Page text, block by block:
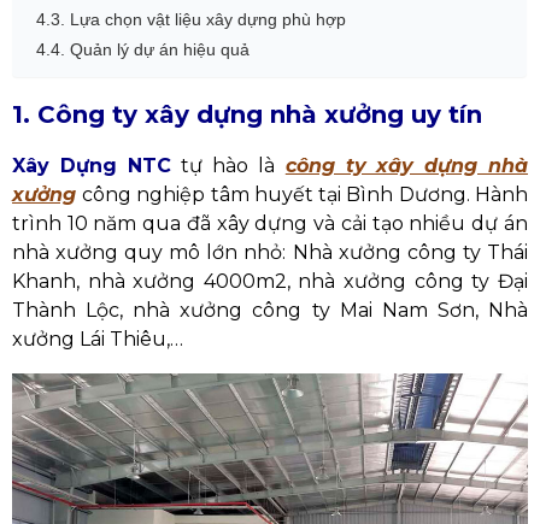
4.3. Lựa chọn vật liệu xây dựng phù hợp
4.4. Quản lý dự án hiệu quả
1. Công ty xây dựng nhà xưởng uy tín
Xây Dựng NTCtự hào là công ty xây dựng nhà
xưởng công nghiệp tâm huyết tại Bình Dương. Hành
trình 10 năm qua đã xây dựng và cải tạo nhiều dự án
nhà xưởng quy mô lớn nhỏ: Nhà xưởng công ty Thái
Khanh, nhà xưởng 4000m2, nhà xưởng công ty Đại
Thành Lộc, nhà xưởng công ty Mai Nam Sơn, Nhà
xưởng Lái Thiêu,…